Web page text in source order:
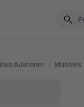
Auktioner / Muebles